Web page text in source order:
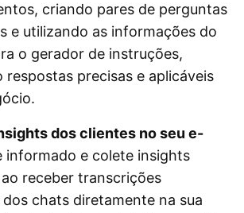
criando pares de perguntas
e utilizando as informações do
o gerador de instruções,
respostas precisas e aplicáveis
dos clientes no seu e-
informado e colete insights
receber transcrições
chats diretamente na sua